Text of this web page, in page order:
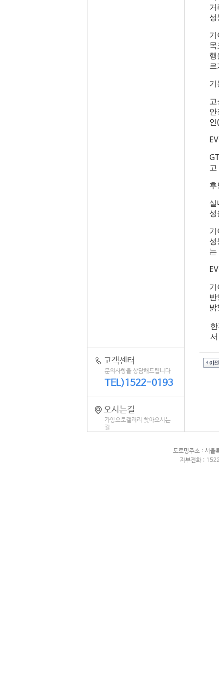
성
도로명주소 : 서울
지부전화 :
고객센터
문의사항을 상담해드립니다
TEL)1522-0193
오시는길
가양오토갤러리 찾아오시는
길